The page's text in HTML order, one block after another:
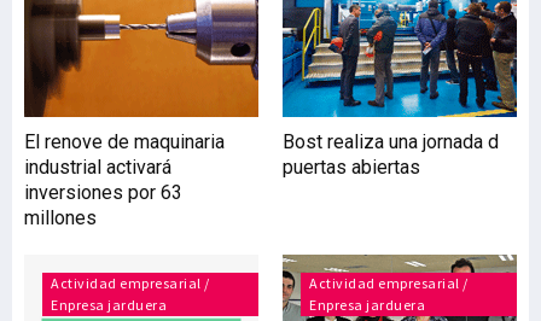
Cancer Research en el que
explica cómo la proteína
COL11A1 influye para que
el tumor de ovario genere
metástasis. La empresa
biotecnológica
Oncomatryx ha
que la proteína
denominada COL11A1 se
expresa en los tumores
El renove de maquinaria
industrial activará
inversiones por 63
millones
Bost realiza una jornada d
puertas abiertas
Actividad empresarial /
Enpresa jarduera
Actividad empresarial /
Enpresa jarduera